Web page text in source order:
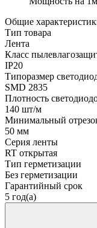
Общие
Тип товара
Лента
Класс
IP20
Типоразмер
SMD 2835
Плотность
140 шт/м
Минимальный
50 мм
Серия ленты
RT открытая
Тип герметизации
Без герметизации
Гарантийный срок
5 год(а)